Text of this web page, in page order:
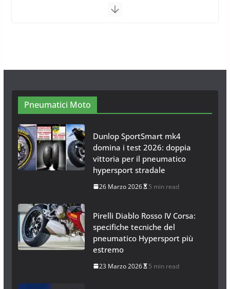
Calze da Neve per Auto 2025:
26 Gennaio 2017
Pneumatici Moto
Dunlop SportSmart mk4
domina i test 2026: doppia
vittoria per il pneumatico
hypersport stradale
26 Marzo 2026 5 min read
Pirelli Diablo Rosso IV Corsa:
specifiche tecniche del
pneumatico Hypersport più
estremo
23 Marzo 2026 5 min read